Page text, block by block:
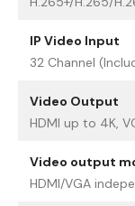
IP Video Input
32 Channel
Video Output
HDMI up to 4K,
Video output
HDMI/VGA